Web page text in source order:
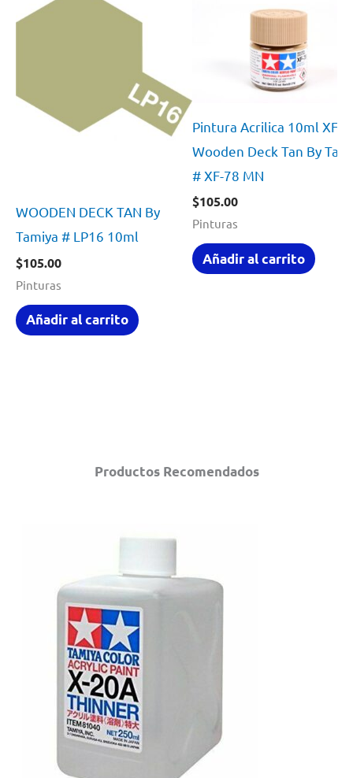
Productos Recomendados
WOODEN DECK TAN By
Tamiya # LP16 10ml
$105.00
Pinturas
Añadir al carrito
Pintura Acrilica 10ml
Wooden Deck Tan By
# XF-78 MN
$105.00
Pinturas
Añadir al carrito